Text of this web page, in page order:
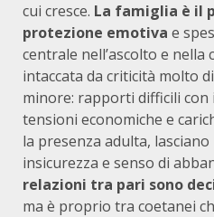
cui cresce. La famiglia è il
protezione emotiva e
centrale nell’ascolto e nella
intaccata da criticità molto
minore: rapporti difficili con
tensioni economiche e
la presenza adulta,
insicurezza e senso di
relazioni tra pari sono
ma è proprio tra coetanei